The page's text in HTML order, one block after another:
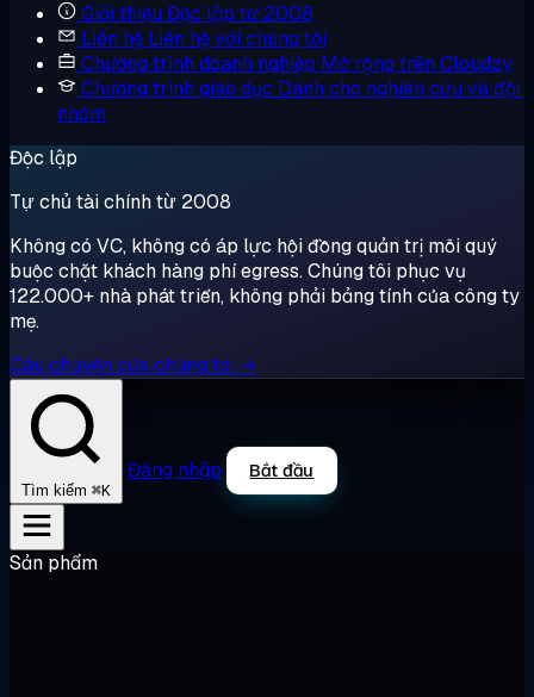
Giới thiệu Độc lập từ 2008
Liên hệ Liên hệ với chúng tôi
Chương trình doanh nghiệp Mở rộng trên Cloudzy
Chương trình giáo dục Dành cho nghiên cứu và đội
nhóm
Độc lập
Tự chủ tài chính từ 2008
Không có VC, không có áp lực hội đồng quản trị mỗi quý
buộc chặt khách hàng phí egress. Chúng tôi phục vụ
122.000+ nhà phát triển, không phải bảng tính của công ty
mẹ.
Câu chuyện của chúng tôi →
Tìm kiếm ⌘K
Đăng nhập Bắt đầu
Sản phẩm